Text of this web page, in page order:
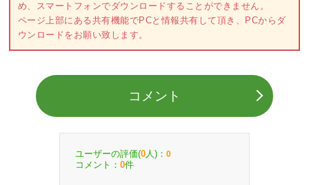
め、スマートフォンでダウンロードすることができません。
ページ上部にある共有機能でPCと情報共有して頂き、PCからダ
ウンロードをお願い致します。
コメント
ユーザーの評価(0 人)： 0
コメント： 0件